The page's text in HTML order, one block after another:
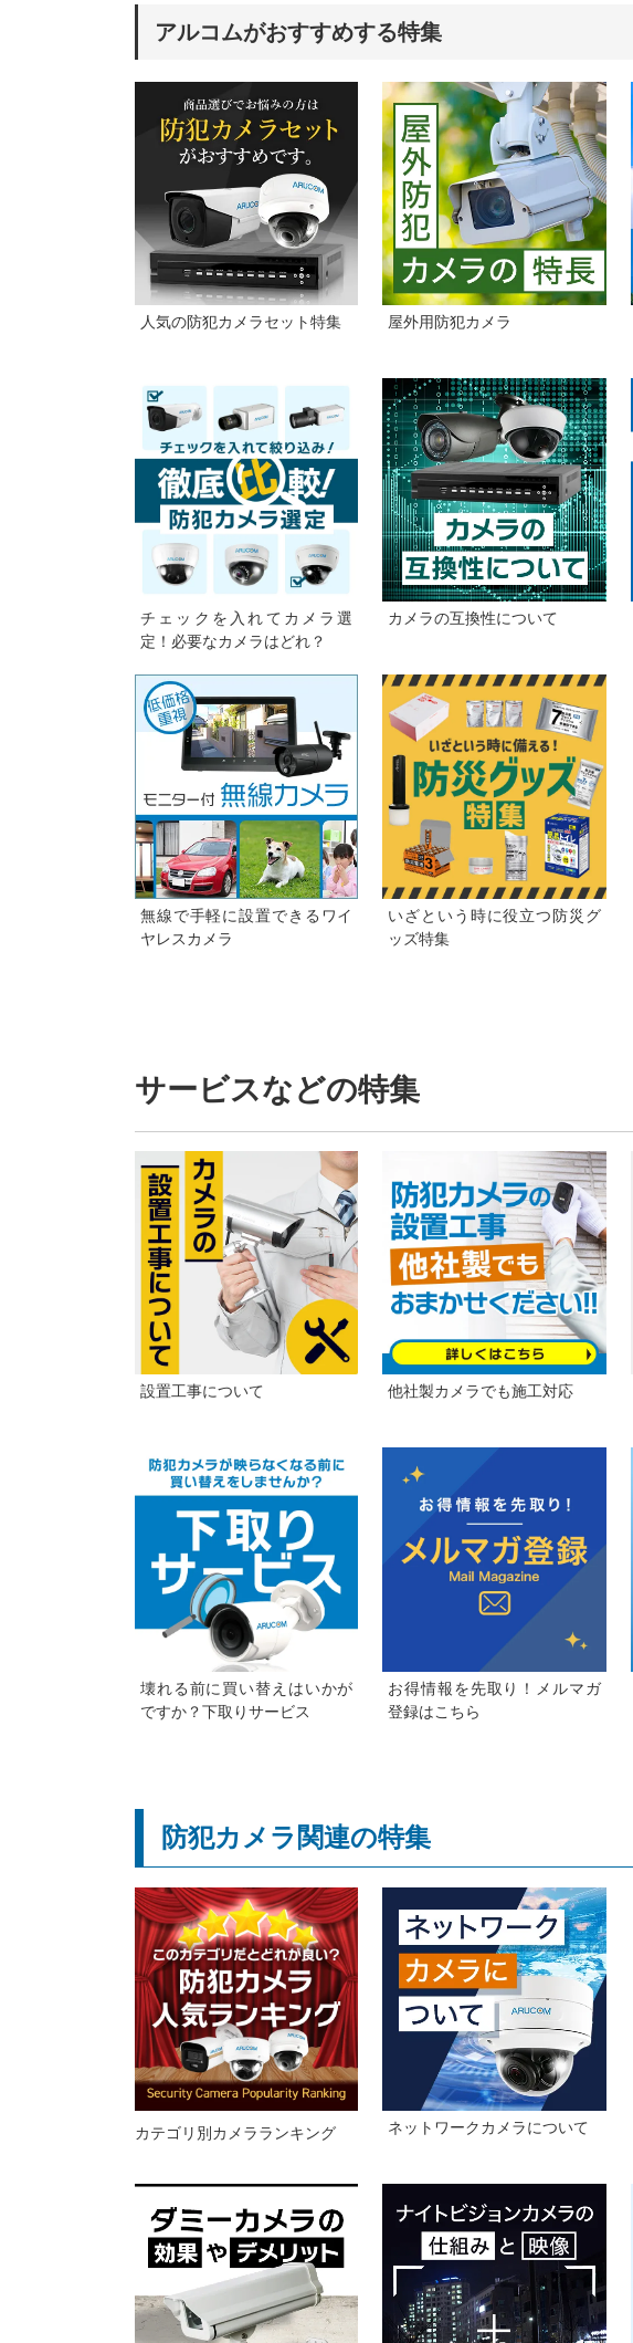
アルコムがおすすめする特集
人気の防犯カメラセット特集 屋外用防犯カメラ
チェックを入れてカメラ選
定！必要なカメラはどれ？
カメラの互換性について
無線で手軽に設置できるワイ
ヤレスカメラ
いざという時に役立つ防災グ
ッズ特集
サービスなどの特集
設置工事について 他社製カメラでも施工対応
壊れる前に買い替えはいかが
ですか？下取りサービス
お得情報を先取り！メルマガ
登録はこちら
防犯カメラ関連の特集
カテゴリ別カメラランキング ネットワークカメラについて